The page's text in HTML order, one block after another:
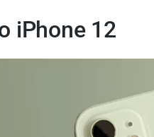
iPhone 12